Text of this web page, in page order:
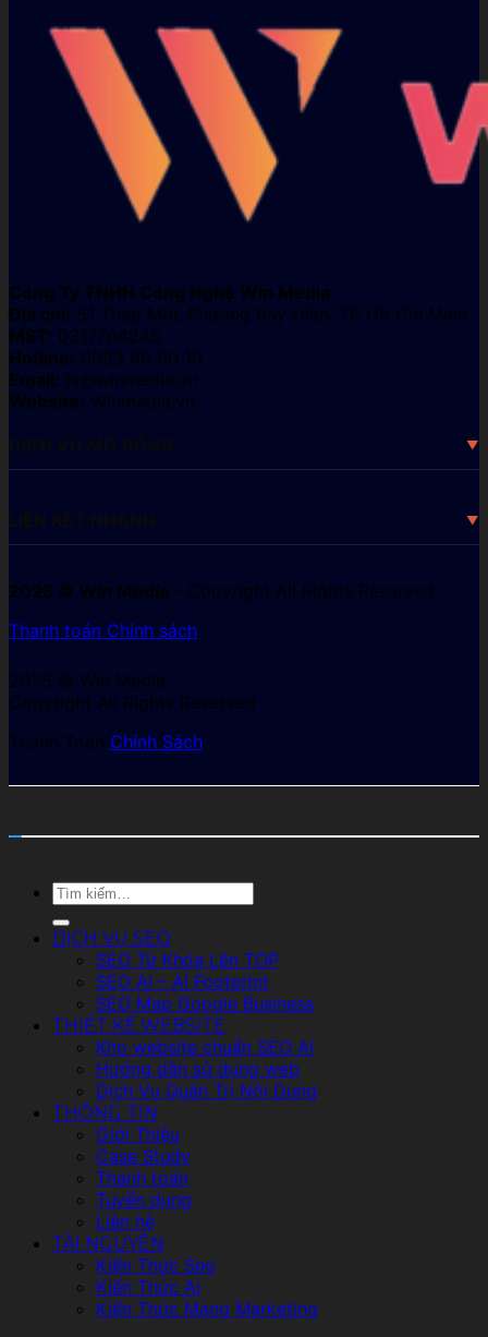
Công Ty TNHH Công Nghệ Win Media
Địa chỉ: 51 Thép Mới, Phường Bảy Hiền, TP Hồ Chí Minh
MST: 0317704245
Hotline: 0983 60 90 10
Email: hi@winmedia.vn
Website: Winmedia.vn
DỊCH VỤ MỞ RỘNG
LIÊN KẾT NHANH
2025 © Win Media - Copyright All Rights Reserved
Thanh toán Chính sách
2025 © Win Media
Copyright All Rights Reserved
Thanh Toán Chính Sách
Tìm
kiếm:
DỊCH VỤ SEO
SEO Từ Khóa Lên TOP
SEO AI – AI Footprint
SEO Map Google Business
THIẾT KẾ WEBSITE
Kho website chuẩn SEO AI
Hướng dẫn sử dụng web
Dịch Vụ Quản Trị Nội Dung
THÔNG TIN
Giới Thiệu
Case Study
Thanh toán
Tuyển dụng
Liên hệ
TÀI NGUYÊN
Kiến Thức Seo
Kiến Thức AI
Kiến Thức Mạng Marketing